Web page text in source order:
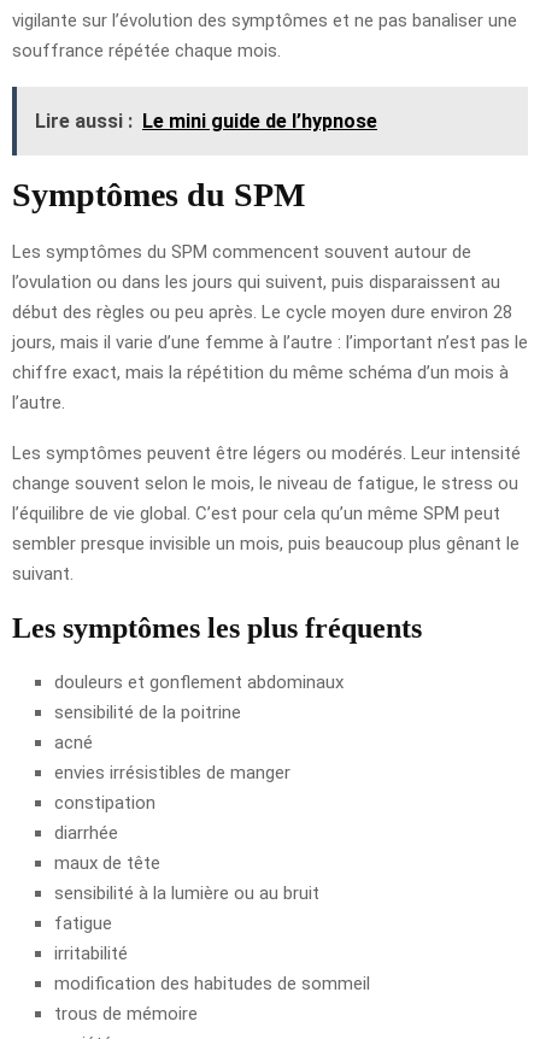
vigilante sur l’évolution des symptômes et ne pas banaliser une
souffrance répétée chaque mois.
Lire aussi : Le mini guide de l’hypnose
Symptômes du SPM
Les symptômes du SPM commencent souvent autour de
l’ovulation ou dans les jours qui suivent, puis disparaissent au
début des règles ou peu après. Le cycle moyen dure environ 28
jours, mais il varie d’une femme à l’autre : l’important n’est pas le
chiffre exact, mais la répétition du même schéma d’un mois à
l’autre.
Les symptômes peuvent être légers ou modérés. Leur intensité
change souvent selon le mois, le niveau de fatigue, le stress ou
l’équilibre de vie global. C’est pour cela qu’un même SPM peut
sembler presque invisible un mois, puis beaucoup plus gênant le
suivant.
Les symptômes les plus fréquents
douleurs et gonflement abdominaux
sensibilité de la poitrine
acné
envies irrésistibles de manger
constipation
diarrhée
maux de tête
sensibilité à la lumière ou au bruit
fatigue
irritabilité
modification des habitudes de sommeil
trous de mémoire